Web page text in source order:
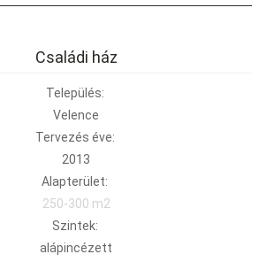
Családi ház
Település:
Velence
Tervezés éve:
2013
Alapterület:
250-300 m2
Szintek:
alápincézett